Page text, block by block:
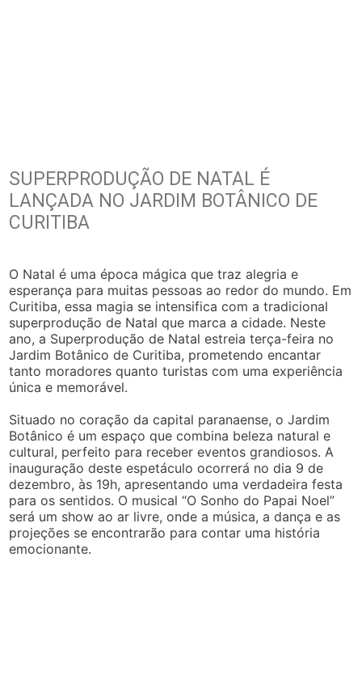
SUPERPRODUÇÃO DE NATAL É
LANÇADA NO JARDIM BOTÂNICO DE
CURITIBA
O Natal é uma época mágica que traz alegria e
esperança para muitas pessoas ao redor do mundo. Em
Curitiba, essa magia se intensifica com a tradicional
superprodução de Natal que marca a cidade. Neste
ano, a Superprodução de Natal estreia terça-feira no
Jardim Botânico de Curitiba, prometendo encantar
tanto moradores quanto turistas com uma experiência
única e memorável.
Situado no coração da capital paranaense, o Jardim
Botânico é um espaço que combina beleza natural e
cultural, perfeito para receber eventos grandiosos. A
inauguração deste espetáculo ocorrerá no dia 9 de
dezembro, às 19h, apresentando uma verdadeira festa
para os sentidos. O musical “O Sonho do Papai Noel”
será um show ao ar livre, onde a música, a dança e as
projeções se encontrarão para contar uma história
emocionante.